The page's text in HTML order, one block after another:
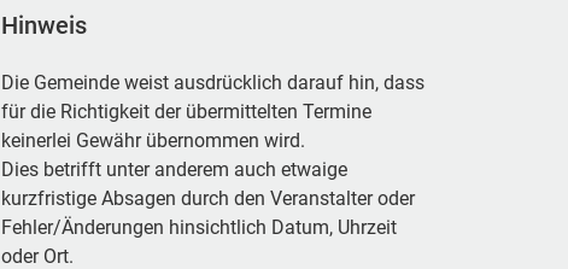
Hinweis
Die Gemeinde weist ausdrücklich darauf hin, dass
für die Richtigkeit der übermittelten Termine
keinerlei Gewähr übernommen wird.
Dies betrifft unter anderem auch etwaige
kurzfristige Absagen durch den Veranstalter oder
Fehler/Änderungen hinsichtlich Datum, Uhrzeit
oder Ort.